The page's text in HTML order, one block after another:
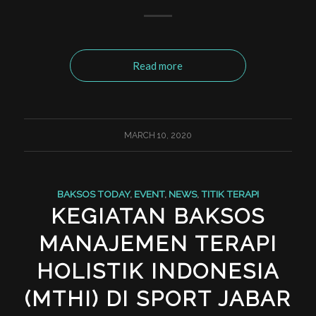
Read more
MARCH 10, 2020
BAKSOS TODAY, EVENT, NEWS, TITIK TERAPI
KEGIATAN BAKSOS
MANAJEMEN TERAPI
HOLISTIK INDONESIA
(MTHI) DI SPORT JABAR